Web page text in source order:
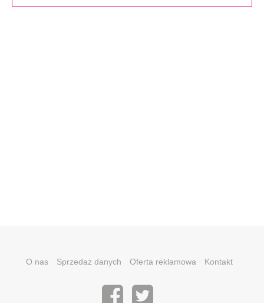
O nas Sprzedaż danych Oferta reklamowa Kontakt